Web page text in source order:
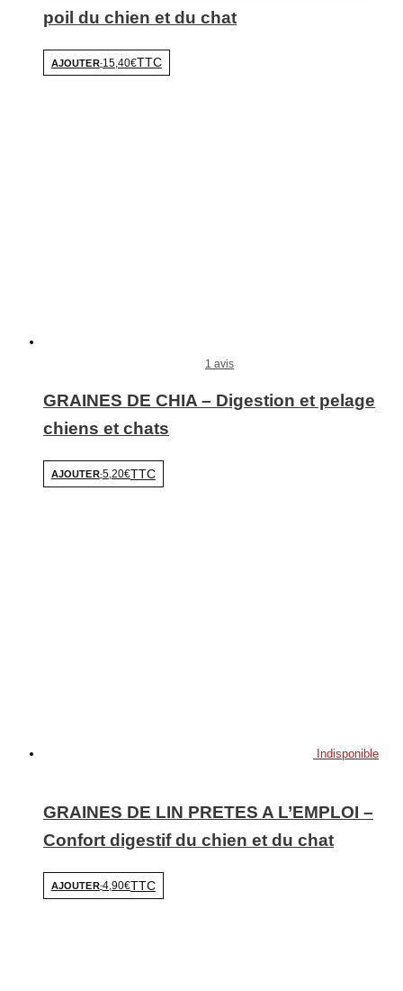
poil du chien et du chat
AJOUTER-15,40€TTC
1 avis
GRAINES DE CHIA – Digestion et pelage
chiens et chats
AJOUTER-5,20€TTC
Indisponible
GRAINES DE LIN PRETES A L’EMPLOI –
Confort digestif du chien et du chat
AJOUTER-4,90€TTC